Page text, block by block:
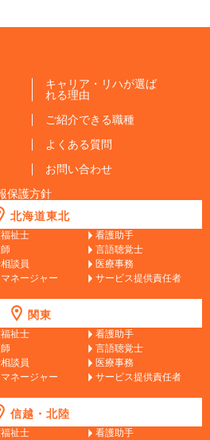
キャリア・リハが選ば
れる理由
ご紹介できる職種
よくある質問
お問い合わせ
保護方針
北海道東北
祉士
看護助手
言語聴覚士
談員
医療事務
ネージャー サービス提供責任者
関東
祉士
看護助手
言語聴覚士
談員
医療事務
ネージャー サービス提供責任者
信越・北陸
祉士
看護助手